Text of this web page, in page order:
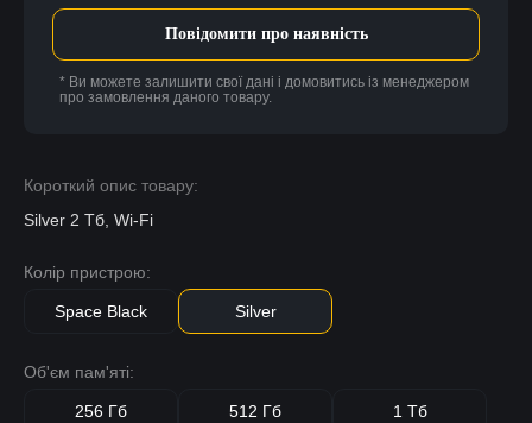
Короткий опис товару:
Silver 2 Тб, Wi-Fi
Колір пристрою:
Space Black Silver
Об'єм пам'яті:
256 Гб 512 Гб 1 Тб
Повідомити про наявність
* Ви можете залишити свої дані і домовитись із менеджером
про замовлення даного товару.